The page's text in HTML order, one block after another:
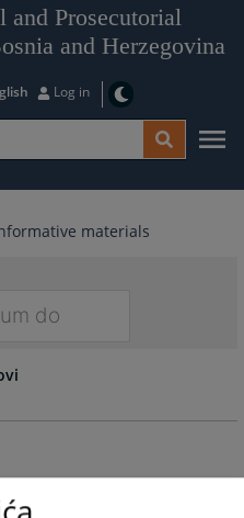
and Prosecutorial
and Herzegovina
Log in
materials